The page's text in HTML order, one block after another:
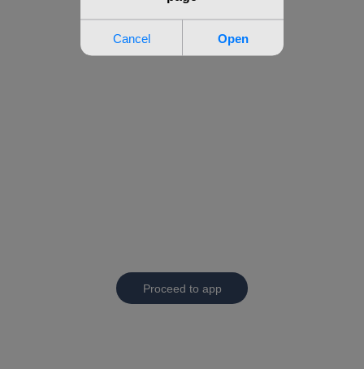
Proceed to app